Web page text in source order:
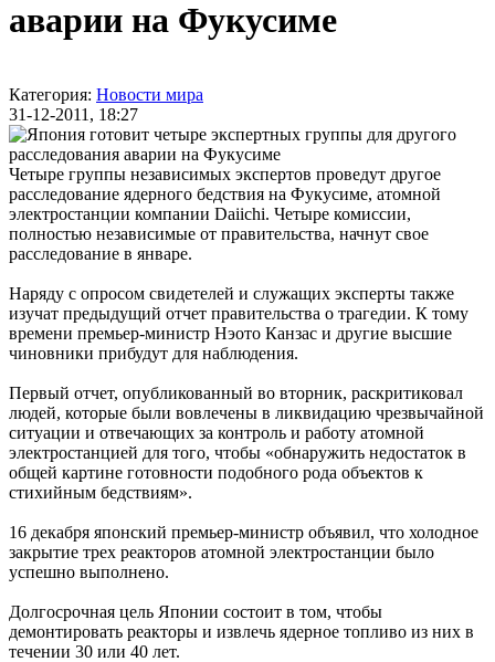
аварии на Фукусиме
Категория: Новости мира
31-12-2011, 18:27
Четыре группы независимых экспертов проведут другое
расследование ядерного бедствия на Фукусиме, атомной
электростанции компании Daiichi. Четыре комиссии,
полностью независимые от правительства, начнут свое
расследование в январе.
Наряду с опросом свидетелей и служащих эксперты также
изучат предыдущий отчет правительства о трагедии. К тому
времени премьер-министр Нэото Канзас и другие высшие
чиновники прибудут для наблюдения.
Первый отчет, опубликованный во вторник, раскритиковал
людей, которые были вовлечены в ликвидацию чрезвычайной
ситуации и отвечающих за контроль и работу атомной
электростанцией для того, чтобы «обнаружить недостаток в
общей картине готовности подобного рода объектов к
стихийным бедствиям».
16 декабря японский премьер-министр объявил, что холодное
закрытие трех реакторов атомной электростанции было
успешно выполнено.
Долгосрочная цель Японии состоит в том, чтобы
демонтировать реакторы и извлечь ядерное топливо из них в
течении 30 или 40 лет.